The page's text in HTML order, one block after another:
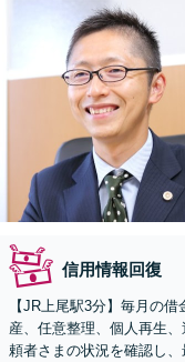
信用情報回復
【JR上尾駅3分】毎月の
産、任意整理、個人再生
頼者さまの状況を確認し